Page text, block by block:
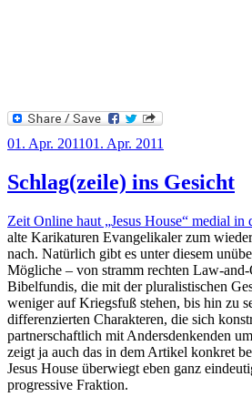
Veröffentlicht
01. Apr. 201101. Apr. 2011
Schlag(zeile) ins Gesicht
Zeit Online haut „Jesus House“ medial in
alte Karikaturen Evangelikaler zum
nach. Natürlich gibt es unter diesem
Mögliche – von stramm rechten Law-
Bibelfundis, die mit der pluralistischen
weniger auf Kriegsfuß stehen, bis hin zu
differenzierten Charakteren, die sich
partnerschaftlich mit Andersdenkenden
zeigt ja auch das in dem Artikel konkret
Jesus House überwiegt eben ganz
progressive Fraktion.